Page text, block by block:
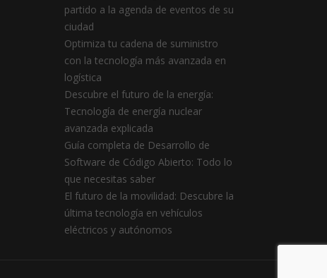
partido a la agenda de eventos de su
ciudad
Optimiza tu cadena de suministro
con la tecnología más avanzada en
logística
Descubre el futuro de la energía:
Tecnología de energía nuclear
avanzada explicada
Guía completa de Desarrollo de
Software de Código Abierto: Todo lo
que necesitas saber
El futuro de la movilidad: Descubre la
última tecnología en vehículos
eléctricos y autónomos